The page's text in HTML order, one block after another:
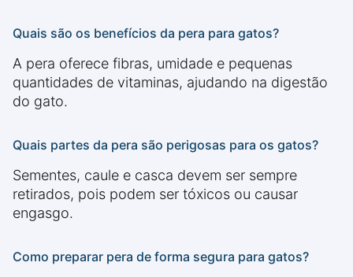
Quais são os benefícios da pera para gatos?
A pera oferece fibras, umidade e pequenas
quantidades de vitaminas, ajudando na digestão
do gato.
Quais partes da pera são perigosas para os gatos?
Sementes, caule e casca devem ser sempre
retirados, pois podem ser tóxicos ou causar
engasgo.
Como preparar pera de forma segura para gatos?